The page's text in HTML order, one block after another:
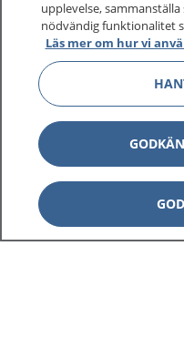
Logga in för att läsa
vårdärenden. Ring
sjukvårdsrådgivning
1177 ger dig råd när du
1177 på flera språk
upplevelse,
nödvändig funktionalitet
Läs mer om hur vi